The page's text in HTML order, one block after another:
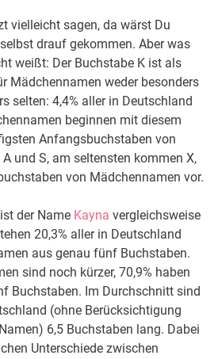
vielleicht sagen, da wärst Du
drauf gekommen. Aber was
weißt: Der Buchstabe K ist als
Mädchennamen weder besonders
selten: 4,4% aller in Deutschland
beginnen mit diesem
Anfangsbuchstaben von
und S, am seltensten kommen X,
von Mädchennamen vor.
der Name Kayna vergleichsweise
20,3% aller in Deutschland
aus genau fünf Buchstaben.
sind noch kürzer, 70,9% haben
Buchstaben. Im Durchschnitt sind
(ohne Berücksichtigung
6,5 Buchstaben lang. Dabei
Unterschiede zwischen